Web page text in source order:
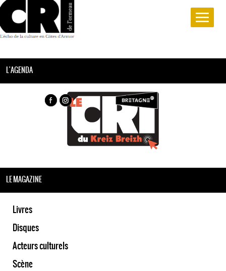
L'AGENDA
LE MAGAZINE
Livres
Disques
Acteurs culturels
Scène